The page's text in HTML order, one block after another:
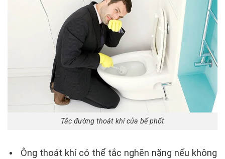
Tắc đường thoát khí của bể phốt
Ông thoát khí có thể tắc nghẽn nặng nếu không